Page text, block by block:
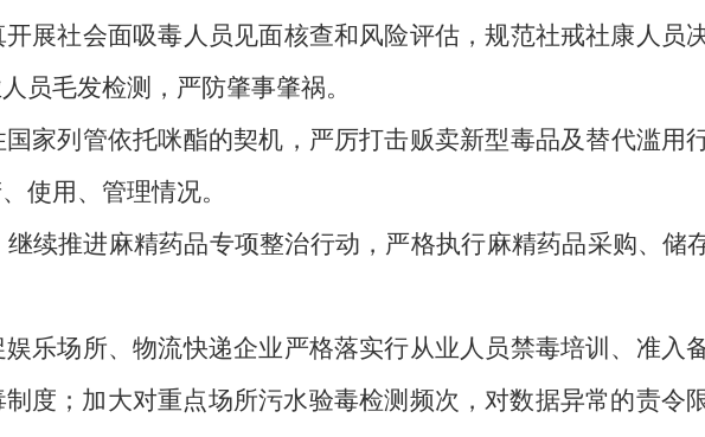
开展社会面吸毒人员见面核查和风险评估，规范社戒社康人员
员毛发检测，严防肇事肇祸。
国家列管依托咪酯的契机， 严厉打击贩卖新型毒品及替代滥用
使用、管理情况。
继续推进麻精药品专项整治行动，严格执行麻精药品采购、储
娱乐场所、物流快递企业严格落实行从业人员禁毒培训、准入
度；加大对重点场所污水验毒检测频次，对数据异常的责令